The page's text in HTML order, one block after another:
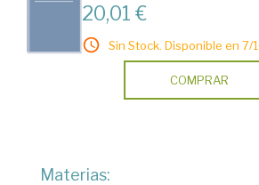
20,01 €
Sin Stock. Disponible en 7/
COMPRAR
Materias: